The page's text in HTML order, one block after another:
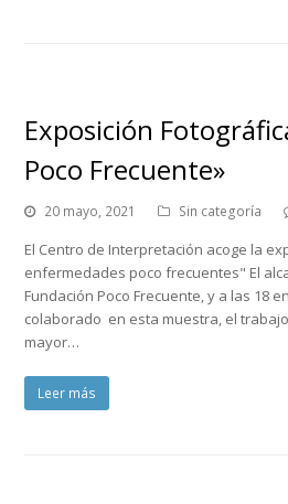
Exposición
Poco Frecuente»
20 mayo, 2021 Sin categoría
El Centro de Interpretación acoge la
enfermedades poco frecuentes" El
Fundación Poco Frecuente, y a las 18
colaborado en esta muestra, el
mayor…
Leer más